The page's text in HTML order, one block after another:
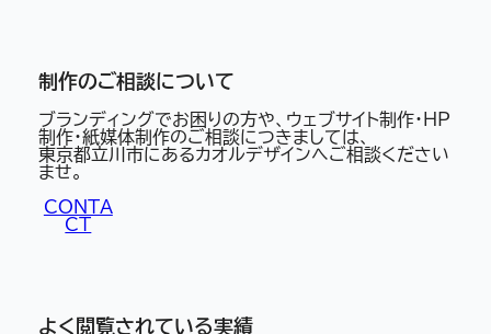
制作のご相談について
ブランディングでお困りの方や、ウェブサイト制作・HP
制作・紙媒体制作のご相談につきましては、
東京都立川市にあるカオルデザインへご相談ください
ませ。
CONTA
CT
よく閲覧されている実績